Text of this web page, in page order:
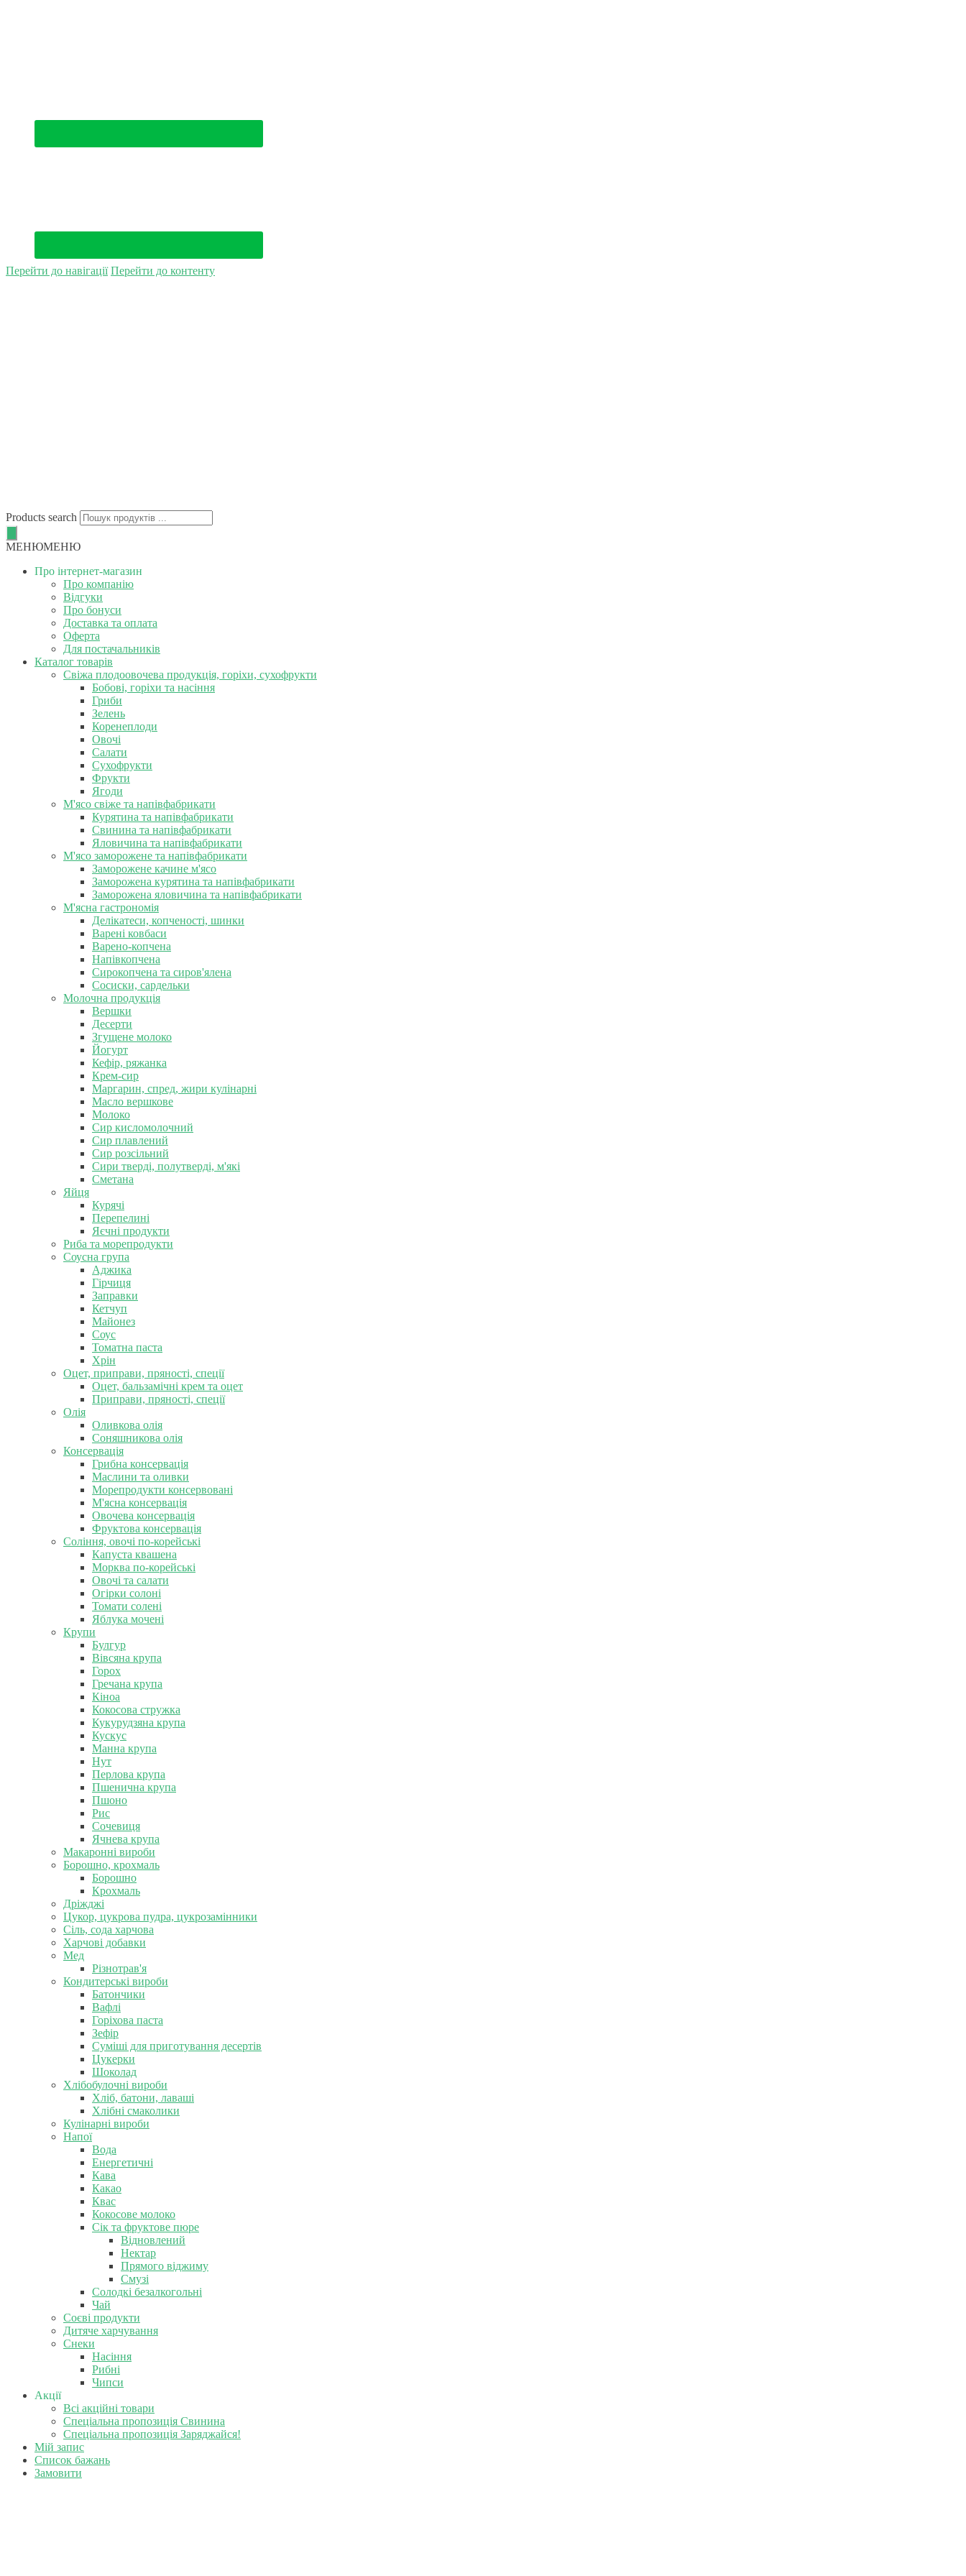
Перейти до навігації Перейти до контенту
Products search
МЕНЮМЕНЮ
Про інтернет-магазин
Про компанію
Відгуки
Про бонуси
Доставка та оплата
Оферта
Для постачальників
Каталог товарів
Свіжа плодоовочева продукція, горіхи, сухофрукти
Бобові, горіхи та насіння
Гриби
Зелень
Коренеплоди
Овочі
Салати
Сухофрукти
Фрукти
Ягоди
М'ясо свіже та напівфабрикати
Курятина та напівфабрикати
Свинина та напівфабрикати
Яловичина та напівфабрикати
М'ясо заморожене та напівфабрикати
Заморожене качине м'ясо
Заморожена курятина та напівфабрикати
Заморожена яловичина та напівфабрикати
М'ясна гастрономія
Делікатеси, копченості, шинки
Варені ковбаси
Варено-копчена
Напівкопчена
Сирокопчена та сиров'ялена
Сосиски, сардельки
Молочна продукція
Вершки
Десерти
Згущене молоко
Йогурт
Кефір, ряжанка
Крем-сир
Маргарин, спред, жири кулінарні
Масло вершкове
Молоко
Сир кисломолочний
Сир плавлений
Сир розсільний
Сири тверді, полутверді, м'які
Сметана
Яйця
Курячі
Перепелині
Яєчні продукти
Риба та морепродукти
Соусна група
Аджика
Гірчиця
Заправки
Кетчуп
Майонез
Соус
Томатна паста
Хрін
Оцет, приправи, пряності, спеції
Оцет, бальзамічні крем та оцет
Приправи, пряності, спеції
Олія
Оливкова олія
Соняшникова олія
Консервація
Грибна консервація
Маслини та оливки
Морепродукти консервовані
М'ясна консервація
Овочева консервація
Фруктова консервація
Соління, овочі по-корейські
Капуста квашена
Морква по-корейські
Овочі та салати
Огірки солоні
Томати солені
Яблука мочені
Крупи
Булгур
Вівсяна крупа
Горох
Гречана крупа
Кіноа
Кокосова стружка
Кукурудзяна крупа
Кускус
Манна крупа
Нут
Перлова крупа
Пшенична крупа
Пшоно
Рис
Сочевиця
Ячнева крупа
Макаронні вироби
Борошно, крохмаль
Борошно
Крохмаль
Дріжджі
Цукор, цукрова пудра, цукрозамінники
Сіль, сода харчова
Харчові добавки
Мед
Різнотрав'я
Кондитерські вироби
Батончики
Вафлі
Горіхова паста
Зефір
Суміші для приготування десертів
Цукерки
Шоколад
Хлібобулочні вироби
Хліб, батони, лаваші
Хлібні смаколики
Кулінарні вироби
Напої
Вода
Енергетичні
Кава
Какао
Квас
Кокосове молоко
Сік та фруктове пюре
Відновлений
Нектар
Прямого віджиму
Смузі
Солодкі безалкогольні
Чай
Соєві продукти
Дитяче харчування
Снеки
Насіння
Рибні
Чипси
Акції
Всі акційні товари
Спеціальна пропозиція Свинина
Спеціальна пропозиція Заряджайся!
Мій запис
Список бажань
Замовити